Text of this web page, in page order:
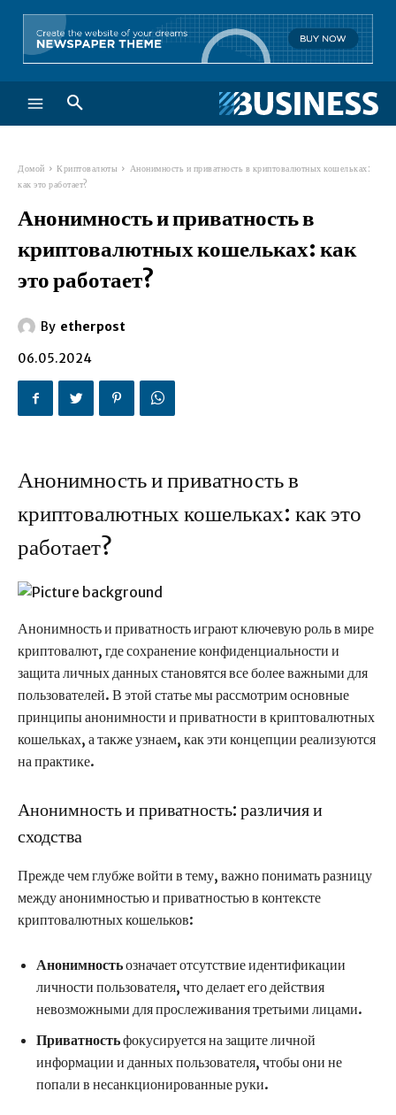
Домой Криптовалюты
Анонимность и приватность в криптовалютных кошельках:
как это работает?
Анонимность и приватность в
криптовалютных кошельках: как
это работает?
By etherpost
06.05.2024
Анонимность и приватность в
криптовалютных кошельках: как это
работает?
Анонимность и приватность играют ключевую роль в мире
криптовалют, где сохранение конфиденциальности и
защита личных данных становятся все более важными для
пользователей. В этой статье мы рассмотрим основные
принципы анонимности и приватности в криптовалютных
кошельках, а также узнаем, как эти концепции реализуются
на практике.
Анонимность и приватность: различия и
сходства
Прежде чем глубже войти в тему, важно понимать разницу
между анонимностью и приватностью в контексте
криптовалютных кошельков:
Анонимностьозначает отсутствие идентификации
личности пользователя, что делает его действия
невозможными для прослеживания третьими лицами.
Приватностьфокусируется на защите личной
информации и данных пользователя, чтобы они не
попали в несанкционированные руки.